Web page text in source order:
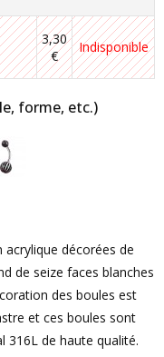
3,30
€
Indisponible
forme, etc.)
acrylique décorées de
de seize faces blanches
des boules est
et ces boules sont
316L de haute qualité.